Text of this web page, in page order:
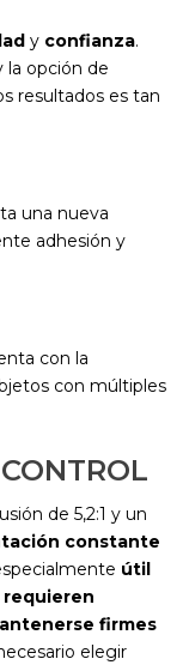
y confianza.
la opción de
resultados es tan
una nueva
adhesión y
con la
con múltiples
de 5,2:1 y un
constante
útil
requieren
firmes
elegir